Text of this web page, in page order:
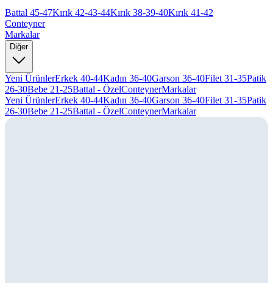
Battal 45-47Kırık 42-43-44Kırık 38-39-40Kırık 41-42
Conteyner
Markalar
Diğer
Yeni ÜrünlerErkek 40-44Kadın 36-40Garson 36-40Filet 31-35Patik
26-30Bebe 21-25Battal - ÖzelConteynerMarkalar
Yeni ÜrünlerErkek 40-44Kadın 36-40Garson 36-40Filet 31-35Patik
26-30Bebe 21-25Battal - ÖzelConteynerMarkalar